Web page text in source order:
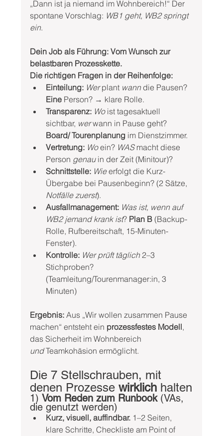
„Dann ist ja niemand im Wohnbereich!“ Der
spontane Vorschlag: WB1 geht, WB2 springt
ein.
Dein Job als Führung: Vom Wunsch zur
belastbaren Prozesskette.
Die richtigen Fragen in der Reihenfolge:
Einteilung: Wer plant wann die Pausen?
Eine Person? → klare Rolle.
Transparenz: Wo ist tagesaktuell
sichtbar, wer wann in Pause geht?
Board/ Tourenplanung im Dienstzimmer.
Vertretung: Wo ein? WAS macht diese
Person genau in der Zeit (Minitour)?
Schnittstelle: Wie erfolgt die Kurz-
Übergabe bei Pausenbeginn? (2 Sätze,
Notfälle zuerst).
Ausfallmanagement: Was ist, wenn auf
WB2 jemand krank ist? Plan B (Backup-
Rolle, Rufbereitschaft, 15-Minuten-
Fenster).
Kontrolle: Wer prüft täglich 2–3
Stichproben?
(Teamleitung/Tourenmanager:in, 3
Minuten)
Ergebnis: Aus „Wir wollen zusammen Pause
machen“ entsteht ein prozessfestes Modell,
das Sicherheit im Wohnbereich
und Teamkohäsion ermöglicht.
Die 7 Stellschrauben, mit
denen Prozesse wirklich halten
1) Vom Reden zum Runbook (VAs,
die genutzt werden)
Kurz, visuell, auffindbar. 1–2 Seiten,
klare Schritte, Checkliste am Point of